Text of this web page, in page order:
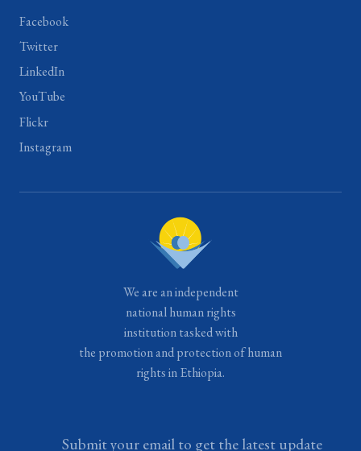
Facebook
Twitter
LinkedIn
YouTube
Flickr
Instagram
We are an independent
national human rights
institution tasked with
the promotion and protection of human
rights in Ethiopia.
Submit your email to get the latest update